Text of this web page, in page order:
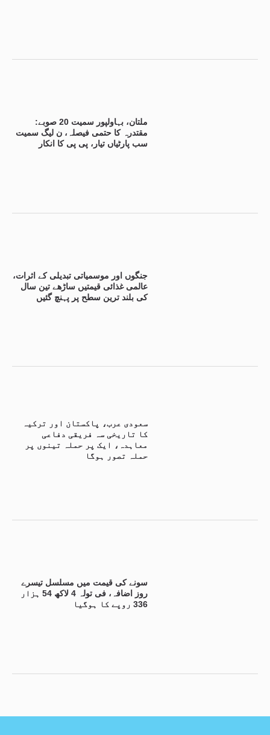
ملتان، بہاولپور سمیت 20 صوبے:
مقتدرہ کا حتمی فیصلہ، ن لیگ سمیت
سب پارٹیاں تیار، پی پی کا انکار
جنگوں اور موسمیاتی تبدیلی کے اثرات،
عالمی غذائی قیمتیں ساڑھے تین سال
کی بلند ترین سطح پر پہنچ گئیں
سعودی عرب، پاکستان اور ترکیہ
کا تاریخی سہ فریقی دفاعی
معاہدہ، ایک پر حملہ تینوں پر
حملہ تصور ہوگا
سونے کی قیمت میں مسلسل تیسرے
روز اضافہ، فی تولہ 4 لاکھ 54 ہزار
336 روپے کا ہوگیا